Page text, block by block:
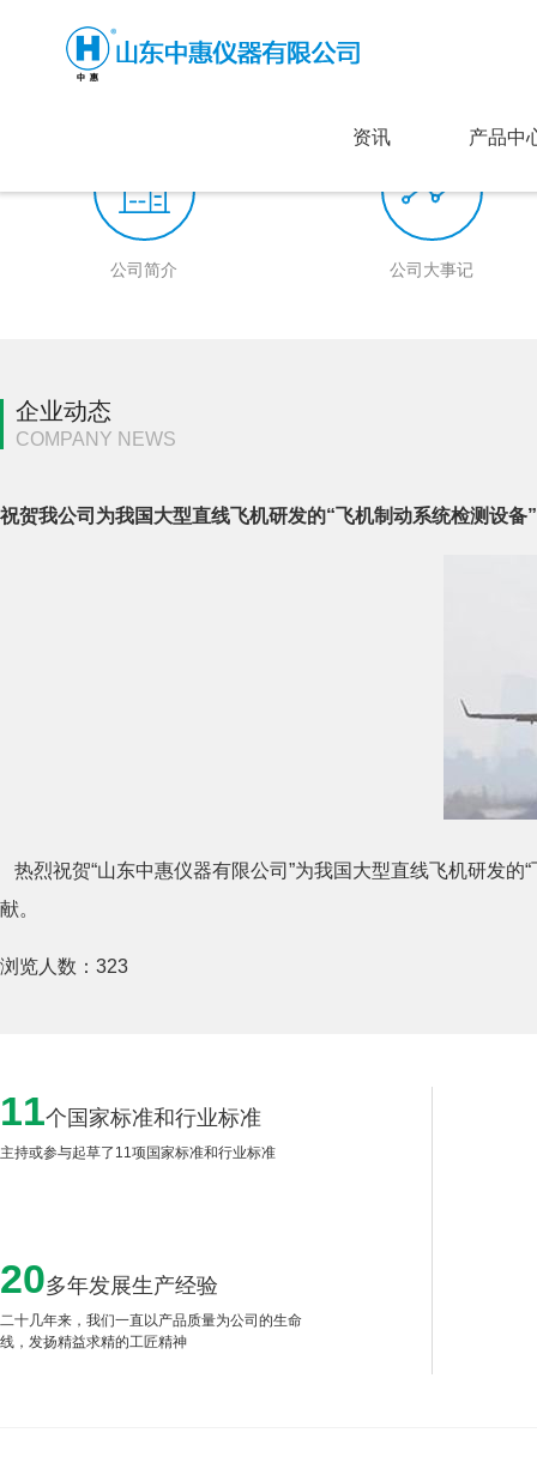
资讯 产品中
公司简介 公司大事记
企业动态
COMPANY NEWS
祝贺我公司为我国大型直线飞机研发的“飞机制动系统检测设备
热烈祝贺“山东中惠仪器有限公司”为我国大型直线飞机研发
献。
浏览人数： 323
11个国家标准和行业标准
主持或参与起草了11项国家标准和行业标准
20多年发展生产经验
二十几年来，我们一直以产品质量为公司的生命
线，发扬精益求精的工匠精神